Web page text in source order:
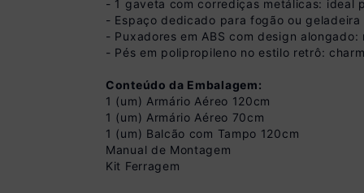
- 1 gaveta com corrediças metálicas: ideal
- Espaço dedicado para fogão ou
- Puxadores em ABS com design
- Pés em polipropileno no estilo retrô:
Conteúdo da Embalagem:
1 (um) Armário Aéreo 120cm
1 (um) Armário Aéreo 70cm
1 (um) Balcão com Tampo 120cm
Manual de Montagem
Kit Ferragem